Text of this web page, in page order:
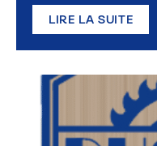
LIRE LA SUITE